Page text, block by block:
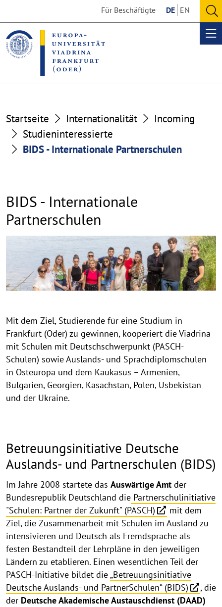
the
content
section
the
footer
section
Für Beschäftigte DE EN
Startseite Internationalität
Incoming
Studieninteressierte
BIDS - Internationale Partnerschulen
BIDS - Internationale
Partnerschulen
Allgemeine
Informationen
zu
Schulpartnerschaften
Viadrina
Mit dem Ziel, Studierende für eine Studium in
Frankfurt (Oder) zu gewinnen, kooperiert die Viadrina
mit Schulen mit Deutschschwerpunkt (PASCH-
Schulen) sowie Auslands- und Sprachdiplomschulen
in Osteuropa und dem Kaukasus – Armenien,
Bulgarien, Georgien, Kasachstan, Polen, Usbekistan
und der Ukraine.
Betreuungsinitiative Deutsche
Auslands- und Partnerschulen (BIDS)
Im Jahre 2008 startete das Auswärtige Amt der
Bundesrepublik Deutschland die Partnerschulinitiative
"Schulen: Partner der Zukunft" (PASCH)
mit dem
Ziel, die Zusammenarbeit mit Schulen im Ausland zu
intensivieren und Deutsch als Fremdsprache als
festen Bestandteil der Lehrpläne in den jeweiligen
Ländern zu etablieren. Einen wesentlichen Teil der
PASCH-Initiative bildet die„Betreuungsinitiative
Deutsche Auslands- und PartnerSchulen“ (BIDS)
, die
der Deutsche Akademische Austauschdienst (DAAD)